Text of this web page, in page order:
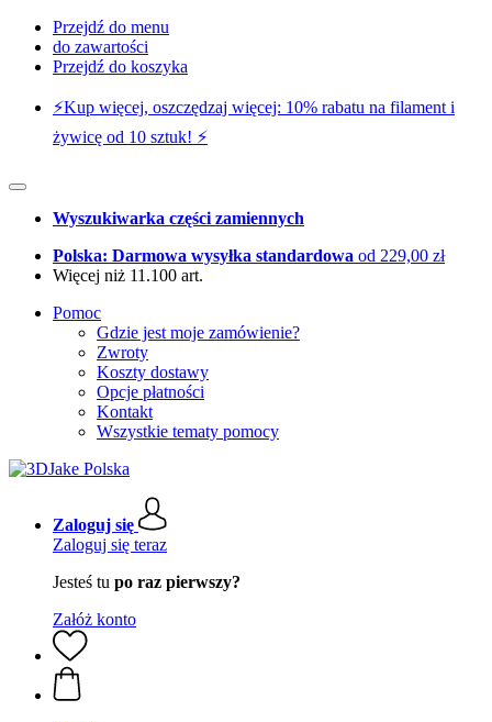
Przejdź do menu
do zawartości
Przejdź do koszyka
⚡️Kup więcej, oszczędzaj więcej: 10% rabatu na filament i
żywicę od 10 sztuk! ⚡️
Wyszukiwarka części zamiennych
Polska: Darmowa wysyłka standardowa od 229,00 zł
Więcej niż 11.100 art.
Pomoc
Gdzie jest moje zamówienie?
Zwroty
Koszty dostawy
Opcje płatności
Kontakt
Wszystkie tematy pomocy
Zaloguj się
Zaloguj się teraz
Jesteś tu po raz pierwszy?
Załóż konto